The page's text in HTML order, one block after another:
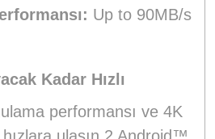
Up to 90MB/s
Kadar Hızlı
performansı ve 4K